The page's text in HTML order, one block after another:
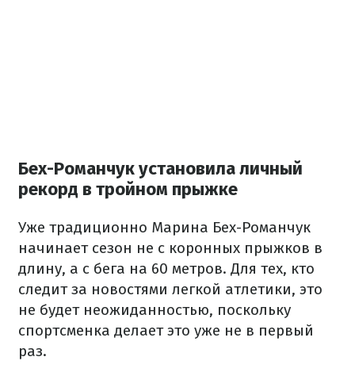
Бех-Романчук установила личный
рекорд в тройном прыжке
Уже традиционно Марина Бех-Романчук
начинает сезон не с коронных прыжков в
длину, а с бега на 60 метров. Для тех, кто
следит за новостями легкой атлетики, это
не будет неожиданностью, поскольку
спортсменка делает это уже не в первый
раз.